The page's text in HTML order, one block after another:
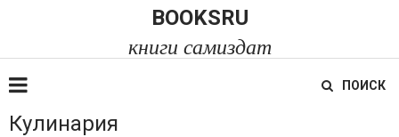
BOOKSRU
книги самиздат
ПОИСК
Кулинария